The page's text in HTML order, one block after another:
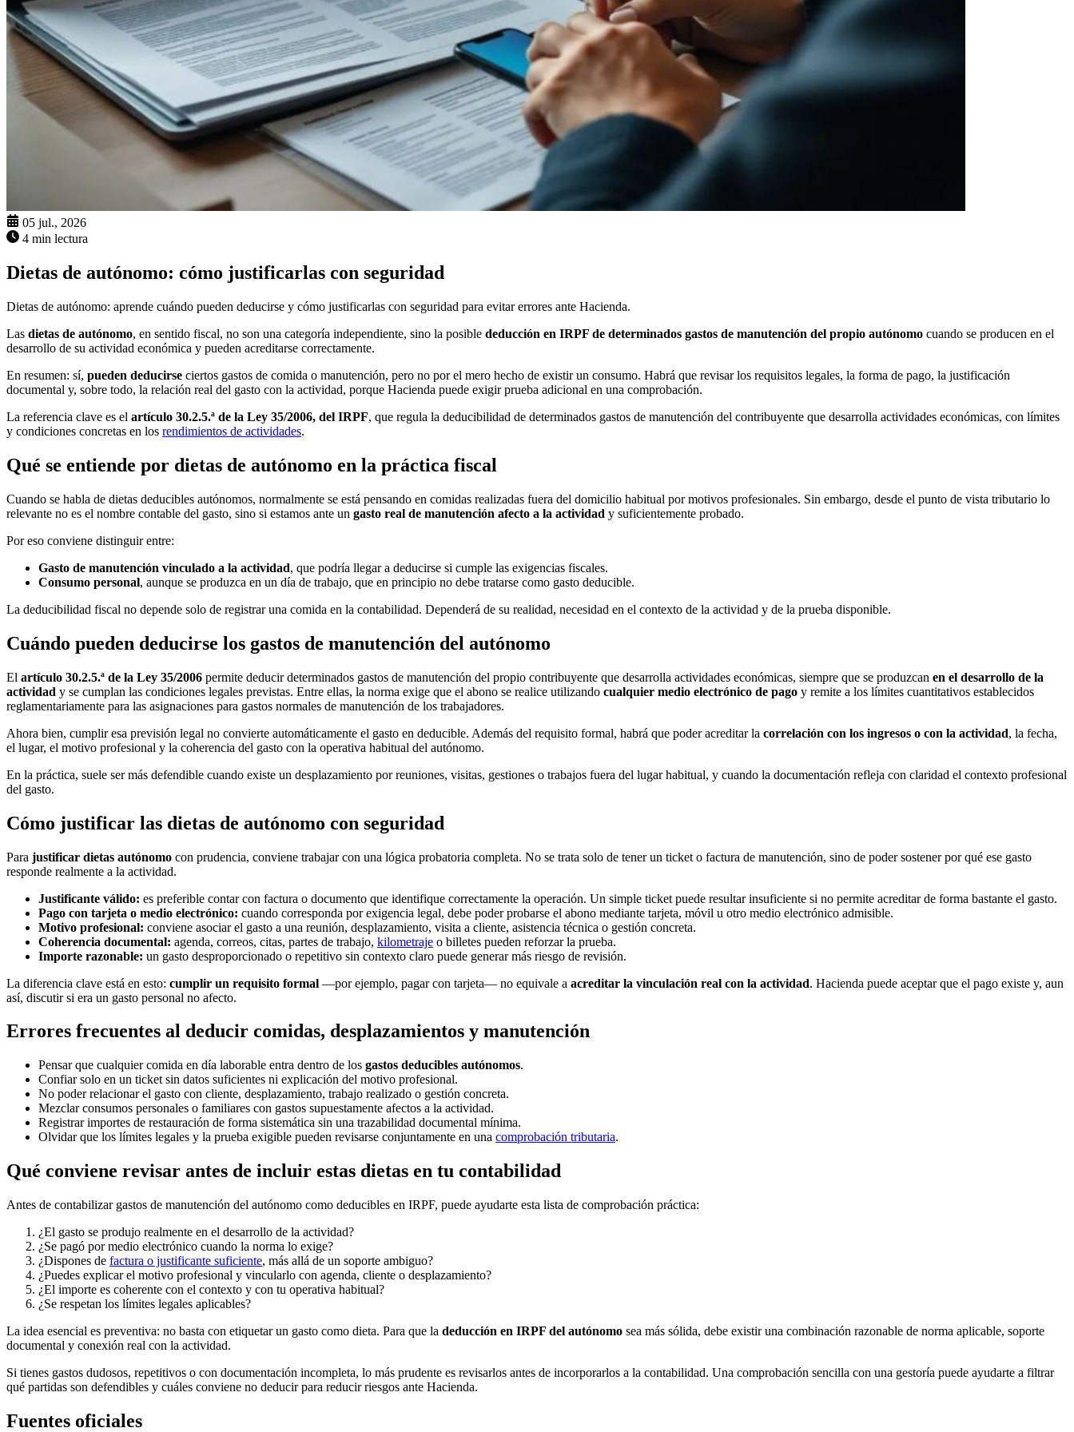
05 jul., 2026
4 min lectura
Dietas de autónomo: cómo justificarlas con seguridad
Dietas de autónomo: aprende cuándo pueden deducirse y cómo justificarlas con seguridad para evitar errores ante Hacienda.
Las dietas de autónomo, en sentido fiscal, no son una categoría independiente, sino la posible deducción en IRPF de determinados gastos de manutención del propio autónomo cuando se producen en el
desarrollo de su actividad económica y pueden acreditarse correctamente.
En resumen: sí, pueden deducirse ciertos gastos de comida o manutención, pero no por el mero hecho de existir un consumo. Habrá que revisar los requisitos legales, la forma de pago, la justificación
documental y, sobre todo, la relación real del gasto con la actividad, porque Hacienda puede exigir prueba adicional en una comprobación.
La referencia clave es el artículo 30.2.5.ª de la Ley 35/2006, del IRPF, que regula la deducibilidad de determinados gastos de manutención del contribuyente que desarrolla actividades económicas, con límites
y condiciones concretas en los rendimientos de actividades.
Qué se entiende por dietas de autónomo en la práctica fiscal
Cuando se habla de dietas deducibles autónomos, normalmente se está pensando en comidas realizadas fuera del domicilio habitual por motivos profesionales. Sin embargo, desde el punto de vista tributario lo
relevante no es el nombre contable del gasto, sino si estamos ante un gasto real de manutención afecto a la actividad y suficientemente probado.
Por eso conviene distinguir entre:
Gasto de manutención vinculado a la actividad, que podría llegar a deducirse si cumple las exigencias fiscales.
Consumo personal, aunque se produzca en un día de trabajo, que en principio no debe tratarse como gasto deducible.
La deducibilidad fiscal no depende solo de registrar una comida en la contabilidad. Dependerá de su realidad, necesidad en el contexto de la actividad y de la prueba disponible.
Cuándo pueden deducirse los gastos de manutención del autónomo
El artículo 30.2.5.ª de la Ley 35/2006 permite deducir determinados gastos de manutención del propio contribuyente que desarrolla actividades económicas, siempre que se produzcan en el desarrollo de la
actividad y se cumplan las condiciones legales previstas. Entre ellas, la norma exige que el abono se realice utilizando cualquier medio electrónico de pago y remite a los límites cuantitativos establecidos
reglamentariamente para las asignaciones para gastos normales de manutención de los trabajadores.
Ahora bien, cumplir esa previsión legal no convierte automáticamente el gasto en deducible. Además del requisito formal, habrá que poder acreditar la correlación con los ingresos o con la actividad, la fecha,
el lugar, el motivo profesional y la coherencia del gasto con la operativa habitual del autónomo.
En la práctica, suele ser más defendible cuando existe un desplazamiento por reuniones, visitas, gestiones o trabajos fuera del lugar habitual, y cuando la documentación refleja con claridad el contexto profesional
del gasto.
Cómo justificar las dietas de autónomo con seguridad
Para justificar dietas autónomo con prudencia, conviene trabajar con una lógica probatoria completa. No se trata solo de tener un ticket o factura de manutención, sino de poder sostener por qué ese gasto
responde realmente a la actividad.
Justificante válido: es preferible contar con factura o documento que identifique correctamente la operación. Un simple ticket puede resultar insuficiente si no permite acreditar de forma bastante el gasto.
Pago con tarjeta o medio electrónico: cuando corresponda por exigencia legal, debe poder probarse el abono mediante tarjeta, móvil u otro medio electrónico admisible.
Motivo profesional: conviene asociar el gasto a una reunión, desplazamiento, visita a cliente, asistencia técnica o gestión concreta.
Coherencia documental: agenda, correos, citas, partes de trabajo, kilometraje o billetes pueden reforzar la prueba.
Importe razonable: un gasto desproporcionado o repetitivo sin contexto claro puede generar más riesgo de revisión.
La diferencia clave está en esto: cumplir un requisito formal —por ejemplo, pagar con tarjeta— no equivale a acreditar la vinculación real con la actividad. Hacienda puede aceptar que el pago existe y, aun
así, discutir si era un gasto personal no afecto.
Errores frecuentes al deducir comidas, desplazamientos y manutención
Pensar que cualquier comida en día laborable entra dentro de los gastos deducibles autónomos.
Confiar solo en un ticket sin datos suficientes ni explicación del motivo profesional.
No poder relacionar el gasto con cliente, desplazamiento, trabajo realizado o gestión concreta.
Mezclar consumos personales o familiares con gastos supuestamente afectos a la actividad.
Registrar importes de restauración de forma sistemática sin una trazabilidad documental mínima.
Olvidar que los límites legales y la prueba exigible pueden revisarse conjuntamente en una comprobación tributaria.
Qué conviene revisar antes de incluir estas dietas en tu contabilidad
Antes de contabilizar gastos de manutención del autónomo como deducibles en IRPF, puede ayudarte esta lista de comprobación práctica:
¿El gasto se produjo realmente en el desarrollo de la actividad?
¿Se pagó por medio electrónico cuando la norma lo exige?
¿Dispones de factura o justificante suficiente, más allá de un soporte ambiguo?
¿Puedes explicar el motivo profesional y vincularlo con agenda, cliente o desplazamiento?
¿El importe es coherente con el contexto y con tu operativa habitual?
¿Se respetan los límites legales aplicables?
La idea esencial es preventiva: no basta con etiquetar un gasto como dieta. Para que la deducción en IRPF del autónomo sea más sólida, debe existir una combinación razonable de norma aplicable, soporte
documental y conexión real con la actividad.
Si tienes gastos dudosos, repetitivos o con documentación incompleta, lo más prudente es revisarlos antes de incorporarlos a la contabilidad. Una comprobación sencilla con una gestoría puede ayudarte a filtrar
qué partidas son defendibles y cuáles conviene no deducir para reducir riesgos ante Hacienda.
Fuentes oficiales